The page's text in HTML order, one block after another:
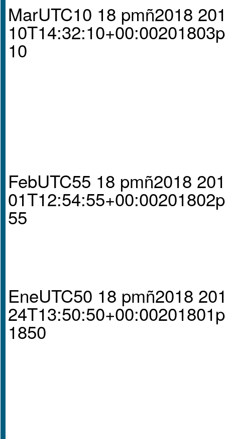
MarUTC10 18 pmñ2018
10
FebUTC55 18 pmñ2018
55
EneUTC50 18 pmñ2018
1850